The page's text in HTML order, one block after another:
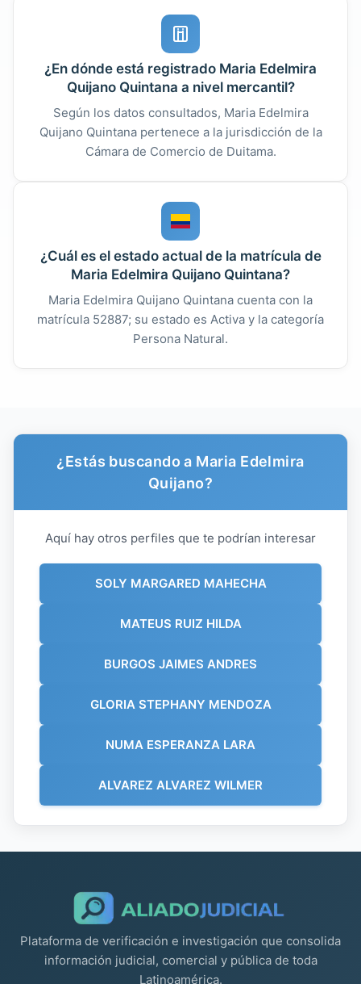
¿En dónde está registrado Maria Edelmira
Quijano Quintana a nivel mercantil?
Según los datos consultados, Maria Edelmira
Quijano Quintana pertenece a la jurisdicción de la
Cámara de Comercio de Duitama.
¿Cuál es el estado actual de la matrícula de
Maria Edelmira Quijano Quintana?
Maria Edelmira Quijano Quintana cuenta con la
matrícula 52887; su estado es Activa y la categoría
Persona Natural.
¿Estás buscando a Maria Edelmira
Quijano?
Aquí hay otros perfiles que te podrían interesar
SOLY MARGARED MAHECHA
MATEUS RUIZ HILDA
BURGOS JAIMES ANDRES
GLORIA STEPHANY MENDOZA
NUMA ESPERANZA LARA
ALVAREZ ALVAREZ WILMER
Plataforma de verificación e investigación que consolida
información judicial, comercial y pública de toda
Latinoamérica.